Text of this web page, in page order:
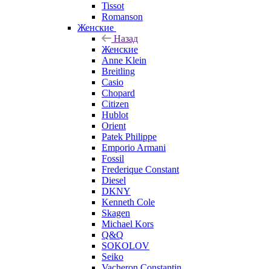
Tissot
Romanson
Женские
Назад
Женские
Anne Klein
Breitling
Casio
Chopard
Citizen
Hublot
Orient
Patek Philippe
Emporio Armani
Fossil
Frederique Constant
Diesel
DKNY
Kenneth Cole
Skagen
Michael Kors
Q&Q
SOKOLOV
Seiko